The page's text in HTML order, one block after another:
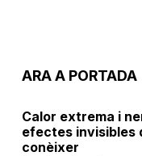
ARA A PORTADA
Calor extrema i
efectes invisibles
conèixer